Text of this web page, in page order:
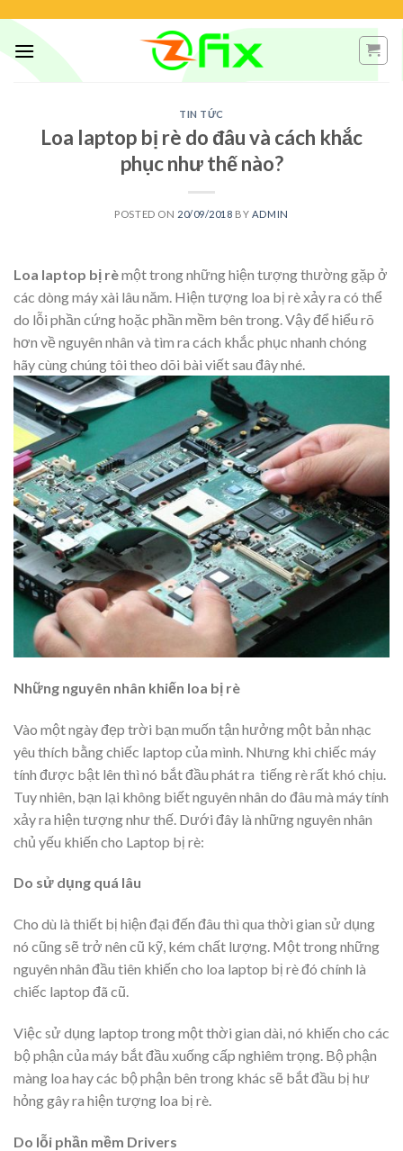
content
TIN TỨC
Loa laptop bị rè do đâu và cách khắc
phục như thế nào?
POSTED ON 20/09/2018 BY ADMIN
Loa laptop bị rèmột trong những hiện tượng thường gặp ở
các dòng máy xài lâu năm. Hiện tượng loa bị rè xảy ra có thể
do lỗi phần cứng hoặc phần mềm bên trong. Vậy để hiểu rõ
hơn về nguyên nhân và tìm ra cách khắc phục nhanh chóng
hãy cùng chúng tôi theo dõi bài viết sau đây nhé.
Những nguyên nhân khiến loa bị rè
Vào một ngày đẹp trời bạn muốn tận hưởng một bản nhạc
yêu thích bằng chiếc laptop của mình. Nhưng khi chiếc máy
tính được bật lên thì nó bắt đầu phát ra tiếng rè rất khó chịu.
Tuy nhiên, bạn lại không biết nguyên nhân do đâu mà máy tính
xảy ra hiện tượng như thế. Dưới đây là những nguyên nhân
chủ yếu khiến cho Laptop bị rè:
Do sử dụng quá lâu
Cho dù là thiết bị hiện đại đến đâu thì qua thời gian sử dụng
nó cũng sẽ trở nên cũ kỹ, kém chất lượng. Một trong những
nguyên nhân đầu tiên khiến cho loa laptop bị rè đó chính là
chiếc laptop đã cũ.
Việc sử dụng laptop trong một thời gian dài, nó khiến cho các
bộ phận của máy bắt đầu xuống cấp nghiêm trọng. Bộ phận
màng loa hay các bộ phận bên trong khác sẽ bắt đầu bị hư
hỏng gây ra hiện tượng loa bị rè.
Do lỗi phần mềm Drivers